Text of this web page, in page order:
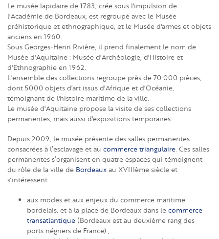
Le musée lapidaire de 1783, crée sous l'impulsion de
l'Académie de Bordeaux, est regroupé avec le Musée
préhistorique et ethnographique, et le Musée d'armes et objets
anciens en 1960.
Sous Georges-Henri Rivière, il prend finalement le nom de
Musée d'Aquitaine : Musée d'Archéologie, d'Histoire et
d'Ethnographie en 1962.
L'ensemble des collections regroupe près de 70 000 pièces,
dont 5000 objets d'art issus d'Afrique et d'Océanie,
témoignant de l'histoire maritime de la ville.
Le musée d'Aquitaine propose la visite de ses collections
permanentes, mais aussi d'expositions temporaires.
Depuis 2009, le musée présente des salles permanentes
consacrées à l’esclavage et au commerce triangulaire . Ces salles
permanentes s’organisent en quatre espaces qui témoignent
du rôle de la ville de Bordeaux au XVIIIème siècle et
s’intéressent :
aux modes et aux enjeux du commerce maritime
bordelais, et à la place de Bordeaux dans le commerce
transatlantique (Bordeaux est au deuxième rang des
ports négriers de France) ;